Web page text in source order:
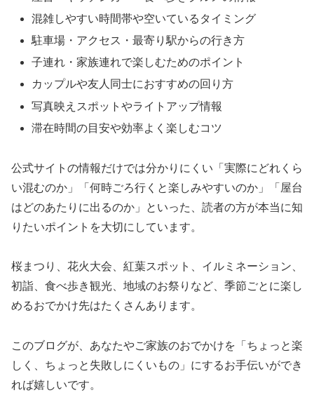
混雑しやすい時間帯や空いているタイミング
駐車場・アクセス・最寄り駅からの行き方
子連れ・家族連れで楽しむためのポイント
カップルや友人同士におすすめの回り方
写真映えスポットやライトアップ情報
滞在時間の目安や効率よく楽しむコツ
公式サイトの情報だけでは分かりにくい「実際にどれくら
い混むのか」「何時ごろ行くと楽しみやすいのか」「屋台
はどのあたりに出るのか」といった、読者の方が本当に知
りたいポイントを大切にしています。
桜まつり、花火大会、紅葉スポット、イルミネーション、
初詣、食べ歩き観光、地域のお祭りなど、季節ごとに楽し
めるおでかけ先はたくさんあります。
このブログが、あなたやご家族のおでかけを「ちょっと楽
しく、ちょっと失敗しにくいもの」にするお手伝いができ
れば嬉しいです。